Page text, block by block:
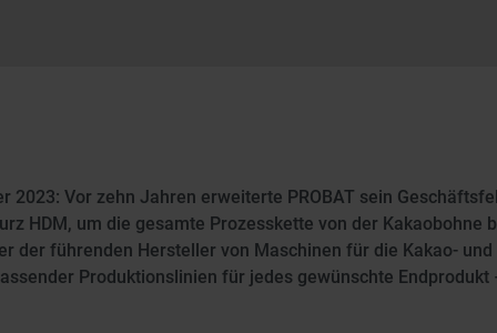
2023: Vor zehn Jahren erweiterte PROBAT sein
HDM, um die gesamte Prozesskette von der Kakaobohne
der führenden Hersteller von Maschinen für die Kakao-
Produktionslinien für jedes gewünschte